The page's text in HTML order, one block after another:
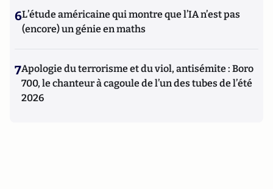
6L’étude américaine qui montre que l’IA n’est pas
(encore) un génie en maths
7Apologie du terrorisme et du viol, antisémite : Boro
700, le chanteur à cagoule de l’un des tubes de l’été
2026